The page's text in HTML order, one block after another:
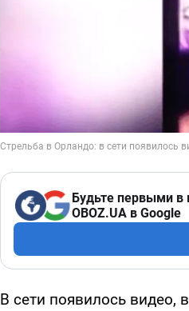
Будьте первыми в
OBOZ.UA в Google
В сети появилось видео,